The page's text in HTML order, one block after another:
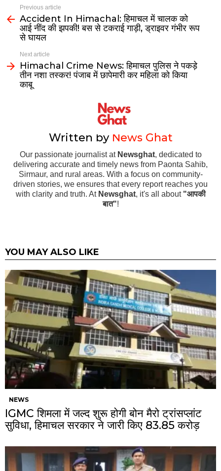
Previous article
Accident In Himachal: हिमाचल में चालक को
आई नींद की झपकी! बस से टकराई गाड़ी, ड्राइवर गंभीर रूप
से घायल
Next article
Himachal Crime News: हिमाचल पुलिस ने पकड़े
तीन नशा तस्कर! पंजाब में छापेमारी कर महिला को किया
काबू
Written by News Ghat
Our passionate journalist at Newsghat, dedicated to
delivering accurate and timely news from Paonta Sahib,
Sirmaur, and rural areas. With a focus on community-
driven stories, we ensures that every report reaches you
with clarity and truth. At Newsghat, it's all about "आपकी
बात"!
YOU MAY ALSO LIKE
NEWS
IGMC शिमला में जल्द शुरू होगी बोन मैरो ट्रांसप्लांट
सुविधा, हिमाचल सरकार ने जारी किए ₹83.85 करोड़